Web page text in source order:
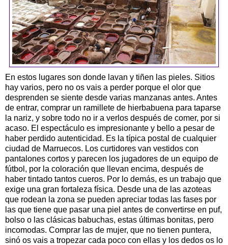
En estos lugares son donde lavan y tiñen las pieles. Sitios
hay varios, pero no os vais a perder porque el olor que
desprenden se siente desde varias manzanas antes. Antes
de entrar, comprar un ramillete de hierbabuena para taparse
la nariz, y sobre todo no ir a verlos después de comer, por si
acaso. El espectáculo es impresionante y bello a pesar de
haber perdido autenticidad. Es la típica postal de cualquier
ciudad de Marruecos. Los curtidores van vestidos con
pantalones cortos y parecen los jugadores de un equipo de
fútbol, por la coloración que llevan encima, después de
haber tintado tantos cueros. Por lo demás, es un trabajo que
exige una gran fortaleza física. Desde una de las azoteas
que rodean la zona se pueden apreciar todas las fases por
las que tiene que pasar una piel antes de convertirse en puf,
bolso o las clásicas babuchas, estas últimas bonitas, pero
incomodas. Comprar las de mujer, que no tienen puntera,
sinó os vais a tropezar cada poco con ellas y los dedos os lo